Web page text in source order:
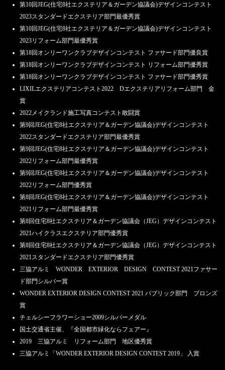
第10回JEG(住宅8社エクステリア＆ガーデン協議会)デザインコンテスト
2023スタンダードエクステリア部門最優秀賞
第10回JEG(住宅8社エクステリア＆ガーデン協議会)デザインコンテスト
2023リフォーム部門最優秀賞
第18回オンリーワンクラブデザインコンテスト ファサード部門優良賞
第18回オンリーワンクラブデザインコンテスト リフォーム部門優秀賞
第18回オンリーワンクラブデザインコンテスト ファサード部門優秀賞
LIXILエクステリアコンテスト2022 Dエクステリアリフォーム部門 金
賞
2022メイクランド施工写真コンテスト敢闘賞
第9回JEG(住宅8社エクステリア＆ガーデン協議会)デザインコンテスト
2022スタンダードエクステリア部門最優秀賞
第9回JEG(住宅8社エクステリア＆ガーデン協議会)デザインコンテスト
2022リフォーム部門最優秀賞
第9回JEG(住宅8社エクステリア＆ガーデン協議会)デザインコンテスト
2022リフォーム部門優秀賞
第8回JEG(住宅8社エクステリア＆ガーデン協議会)デザインコンテスト
2021リフォーム部門最優秀賞
第8回住宅8社エクステリア＆ガーデン協議会（JEG）デザインコンテスト
2021ハイクラスエクステリア部門優秀賞
第8回住宅8社エクステリア＆ガーデン協議会（JEG）デザインコンテスト
2021スタンダードエクステリア部門優秀賞
三協アルミ WONDER EXTERIOR DESIGN CONTEST 2021ファサー
ド部門シルバー賞
WONDER EXTERIOR DESIGN CONTEST 2021 パブリック部門 ブロンズ
賞
チェルシーフラワーショー2009シルバーメダル
国土交通省主催、『全国都市緑化ならフェアー』
2019 三協アルミ リフォーム部門 地区優秀賞
三協アルミ「WONDER EXTERIOR DESIGN CONTEST 2019」 入賞